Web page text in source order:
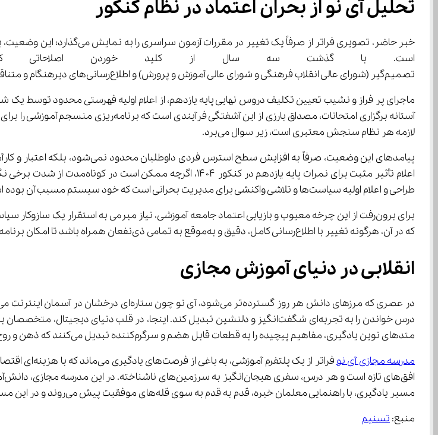
تحلیل آی ‌نو از بحران اعتماد در نظام کنکور
است. با گذشت سه سال از کلید خوردن اصلاحاتی
تصمیم‌گیر (شورای عالی انقلاب فرهنگی و شورای عالی آموزش و پرورش) و اطلاع‌رسانی‌های دیرهنگام و متناقض، خود به عامل اصلی تولید اضطراب مضاعف و فرسایش اعتماد بدل شده‌اند.
ماجرای پر فراز و نشیب تعیین تکلیف دروس نهایی پایه یازدهم، از اعلام اولیه فهرستی محدود توسط یک
لازمه هر نظام سنجش معتبری است، زیر سوال می‌برد.
طراحی و اعلام اولیه سیاست‌ها و تلاشی واکنشی برای مدیریت بحرانی است که خود سیستم مسبب آن بوده است.
که در آن، هرگونه تغییر با اطلاع‌رسانی کامل، دقیق و به‌موقع به تمامی ذی‌نفعان همراه باشد تا امکان برنامه‌ریزی مؤثر و کاهش تنش‌های غیرضروری فراهم گردد.
انقلابی در دنیای آموزش مجازی
درس خواندن را به تجربه‌ای شگفت‌انگیز و دلنشین تبدیل کند. اینجا، در قلب
متدهای نوین یادگیری، مفاهیم پیچیده را به قطعات قابل هضم و سرگرم‌کننده تبدیل می‌کنند که ذهن و روح را نیز به پرواز درمی‌آورد.
مدرسه مجازی آی ‌نو
مسیر یادگیری، با راهنمایی معلمان خبره، قدم به قدم به سوی قله‌های موفقیت پیش می‌روند و در این مسیر، لذت کشف و شعف فهمیدن را با تمام وجود تجربه می‌کنند.
منبع: تسنیم